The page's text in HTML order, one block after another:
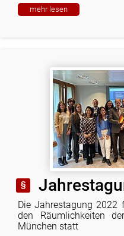
mehr lesen
Die Jahrestagung
den Räumlichkeiten
München statt